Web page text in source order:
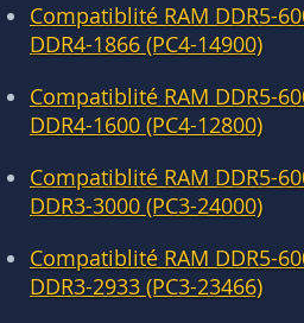
Compatiblité RAM DDR5-
DDR4-1866 (PC4-14900)
Compatiblité RAM DDR5-
DDR4-1600 (PC4-12800)
Compatiblité RAM DDR5-
DDR3-3000 (PC3-24000)
Compatiblité RAM DDR5-
DDR3-2933 (PC3-23466)